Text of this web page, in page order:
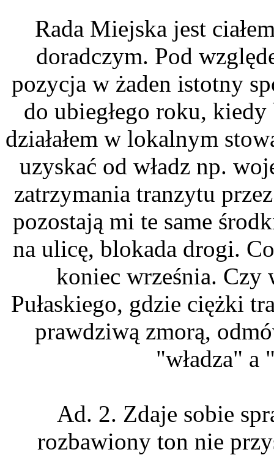
Rada Miejska jest
doradczym. Pod
pozycja w żaden istotny
do ubiegłego roku,
działałem w lokalnym
uzyskać od władz np.
zatrzymania tranzytu
pozostają mi te same
na ulicę, blokada drogi.
koniec września.
Pułaskiego, gdzie ciężki
prawdziwą zmorą,
"władza"
Ad. 2. Zdaje sobie
rozbawiony ton nie